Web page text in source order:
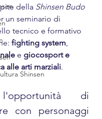
Shinsen
della Shinsen Budo
un seminario di
tecnico e formativo
fighting system,
e giocosport e
alle arti marziali.
di
con personaggi